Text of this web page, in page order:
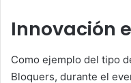
Innovación
Como ejemplo del tipo
Bloquers, durante el